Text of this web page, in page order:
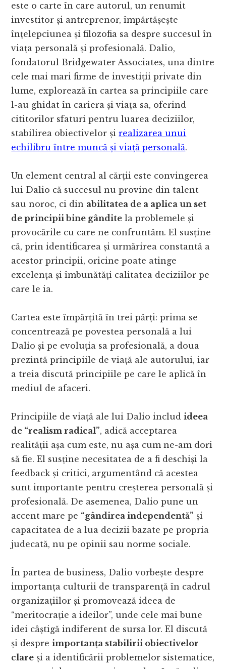
este o carte în care autorul, un renumit
investitor și antreprenor, împărtășește
înțelepciunea și filozofia sa despre succesul în
viața personală și profesională. Dalio,
fondatorul Bridgewater Associates, una dintre
cele mai mari firme de investiții private din
lume, explorează în cartea sa principiile care
l-au ghidat în cariera și viața sa, oferind
cititorilor sfaturi pentru luarea deciziilor,
stabilirea obiectivelor șirealizarea unui
echilibru între muncă și viață personală.
Un element central al cărții este convingerea
lui Dalio că succesul nu provine din talent
sau noroc, ci din abilitatea de a aplica un set
de principii bine gândite la problemele și
provocările cu care ne confruntăm. El susține
că, prin identificarea și urmărirea constantă a
acestor principii, oricine poate atinge
excelența și îmbunătăți calitatea deciziilor pe
care le ia.
Cartea este împărțită în trei părți: prima se
concentrează pe povestea personală a lui
Dalio și pe evoluția sa profesională, a doua
prezintă principiile de viață ale autorului, iar
a treia discută principiile pe care le aplică în
mediul de afaceri.
Principiile de viață ale lui Dalio includideea
de “realism radical”, adică acceptarea
realității așa cum este, nu așa cum ne-am dori
să fie. El susține necesitatea de a fi deschiși la
feedback și critici, argumentând că acestea
sunt importante pentru creșterea personală și
profesională. De asemenea, Dalio pune un
accent mare pe “gândirea independentă” și
capacitatea de a lua decizii bazate pe propria
judecată, nu pe opinii sau norme sociale.
În partea de business, Dalio vorbește despre
importanța culturii de transparență în cadrul
organizațiilor și promovează ideea de
“meritocrație a ideilor”, unde cele mai bune
idei câștigă indiferent de sursa lor. El discută
și despreimportanța stabilirii obiectivelor
clare și a identificării problemelor sistematice,